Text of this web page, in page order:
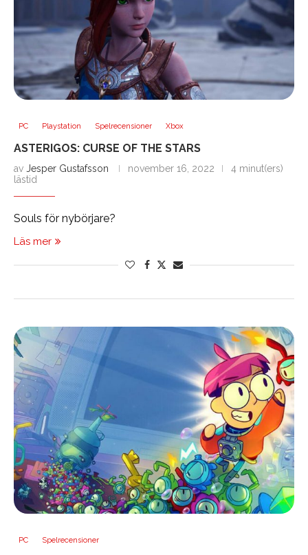
PC Playstation Spelrecensioner Xbox
ASTERIGOS: CURSE OF THE STARS
av Jesper Gustafsson november 16, 2022
4 minut(ers)
lästid
Souls för nybörjare?
Läs mer
PC Spelrecensioner